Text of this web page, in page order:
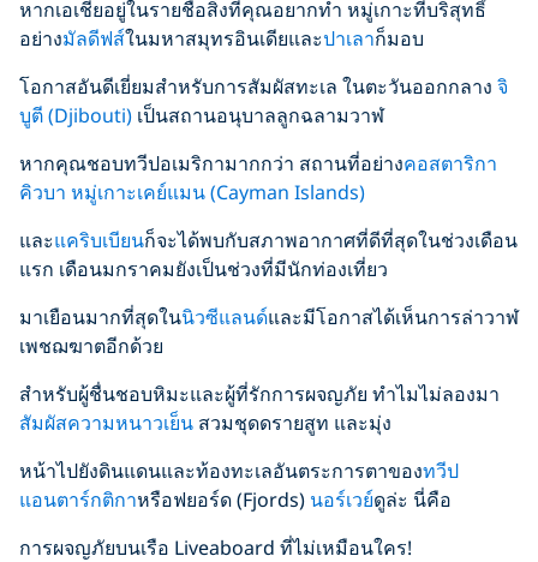
หากเอเชียอยู่ในรายชื่อสิ่งที่คุณอยากทำ หมู่เกาะที่บริสุทธิ์
อย่างมัลดีฟส์ในมหาสมุทรอินเดียและปาเลาก็มอบ
โอกาสอันดีเยี่ยมสำหรับการสัมผัสทะเล ในตะวันออกกลาง จิ
บูตี (Djibouti) เป็นสถานอนุบาลลูกฉลามวาฬ
หากคุณชอบทวีปอเมริกามากกว่า สถานที่อย่างคอสตาริกา
คิวบา หมู่เกาะเคย์แมน (Cayman Islands)
และแคริบเบียนก็จะได้พบกับสภาพอากาศที่ดีที่สุดในช่วงเดือน
แรก เดือนมกราคมยังเป็นช่วงที่มีนักท่องเที่ยว
มาเยือนมากที่สุดในนิวซีแลนด์และมีโอกาสได้เห็นการล่าวาฬ
เพชฌฆาตอีกด้วย
สำหรับผู้ชื่นชอบหิมะและผู้ที่รักการผจญภัย ทำไมไม่ลองมา
สัมผัสความหนาวเย็น สวมชุดดรายสูท และมุ่ง
หน้าไปยังดินแดนและท้องทะเลอันตระการตาของทวีป
แอนตาร์กติกาหรือฟยอร์ด (Fjords) นอร์เวย์ดูล่ะ นี่คือ
การผจญภัยบนเรือ Liveaboard ที่ไม่เหมือนใคร!